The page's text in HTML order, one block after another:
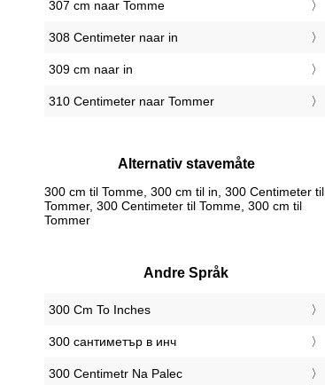
307 cm naar Tomme
308 Centimeter naar in
309 cm naar in
310 Centimeter naar Tommer
Alternativ stavemåte
300 cm til Tomme, 300 cm til in, 300 Centimeter til
Tommer, 300 Centimeter til Tomme, 300 cm til
Tommer
Andre Språk
‎300 Cm To Inches
‎300 сантиметър в инч
‎300 Centimetr Na Palec